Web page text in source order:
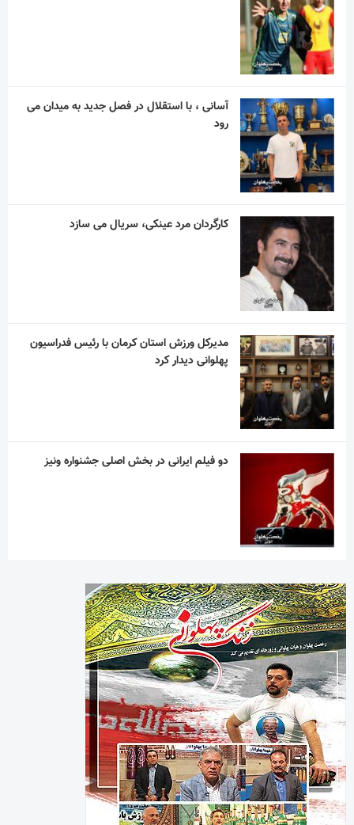
آسانی ، با استقلال در فصل جدید به میدان می
رود
کارگردان مرد عینکی، سریال می سازد
مدیرکل ورزش استان کرمان با رئیس فدراسیون
پهلوانی دیدار کرد
دو فیلم ایرانی در بخش اصلی جشنواره ونیز